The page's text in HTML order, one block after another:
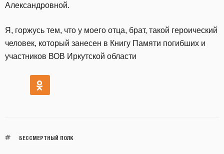
Александровной.
Я, горжусь тем, что у моего отца, брат, такой героический
человек, который занесен в Книгу Памяти погибших и
участников ВОВ Иркутской области
БЕССМЕРТНЫЙ ПОЛК